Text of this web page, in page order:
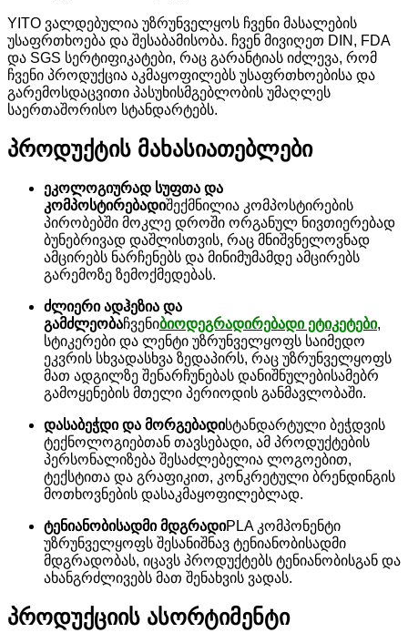
YITO ვალდებულია უზრუნველყოს ჩვენი მასალების
უსაფრთხოება და შესაბამისობა. ჩვენ მივიღეთ DIN, FDA
და SGS სერტიფიკატები, რაც გარანტიას იძლევა, რომ
ჩვენი პროდუქცია აკმაყოფილებს უსაფრთხოებისა და
გარემოსდაცვითი პასუხისმგებლობის უმაღლეს
საერთაშორისო სტანდარტებს.
პროდუქტის მახასიათებლები
ეკოლოგიურად სუფთა და
კომპოსტირებადიშექმნილია კომპოსტირების
პირობებში მოკლე დროში ორგანულ ნივთიერებად
ბუნებრივად დაშლისთვის, რაც მნიშვნელოვნად
ამცირებს ნარჩენებს და მინიმუმამდე ამცირებს
გარემოზე ზემოქმედებას.
ძლიერი ადჰეზია და
გამძლეობაჩვენიბიოდეგრადირებადი ეტიკეტები,
სტიკერები და ლენტი უზრუნველყოფს საიმედო
ეკვრის სხვადასხვა ზედაპირს, რაც უზრუნველყოფს
მათ ადგილზე შენარჩუნებას დანიშნულებისამებრ
გამოყენების მთელი პერიოდის განმავლობაში.
დასაბეჭდი და მორგებადისტანდარტული ბეჭდვის
ტექნოლოგიებთან თავსებადი, ამ პროდუქტების
პერსონალიზება შესაძლებელია ლოგოებით,
ტექსტითა და გრაფიკით, კონკრეტული ბრენდინგის
მოთხოვნების დასაკმაყოფილებლად.
ტენიანობისადმი მდგრადიPLA კომპონენტი
უზრუნველყოფს შესანიშნავ ტენიანობისადმი
მდგრადობას, იცავს პროდუქტებს ტენიანობისგან და
ახანგრძლივებს მათ შენახვის ვადას.
პროდუქციის ასორტიმენტი